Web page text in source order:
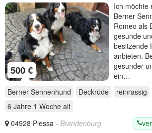
500 €
Ich möchte
Berner
Romeo als
gesunde
besitzende
anbieten.
gesunder
ein…
Berner Sennenhund
Deckrüde
reinrassig
6 Jahre 1 Woche alt
04928 Plessa - Brandenburg